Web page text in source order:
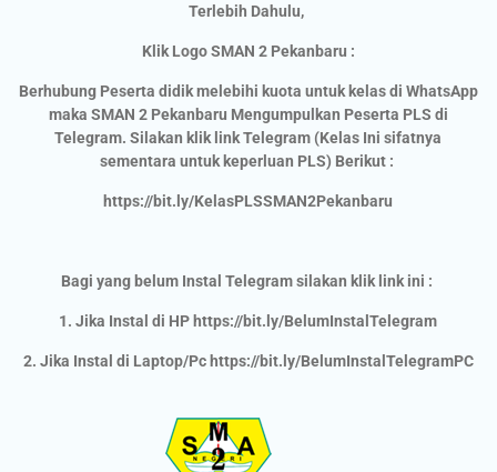
Terlebih Dahulu,
Klik Logo SMAN 2 Pekanbaru :
Berhubung Peserta didik melebihi kuota untuk kelas di WhatsApp
maka SMAN 2 Pekanbaru Mengumpulkan Peserta PLS di
Telegram. Silakan klik link Telegram (Kelas Ini sifatnya
sementara untuk keperluan PLS) Berikut :
https://bit.ly/KelasPLSSMAN2Pekanbaru
Bagi yang belum Instal Telegram silakan klik link ini :
1. Jika Instal di HP https://bit.ly/BelumInstalTelegram
2. Jika Instal di Laptop/Pc https://bit.ly/BelumInstalTelegramPC